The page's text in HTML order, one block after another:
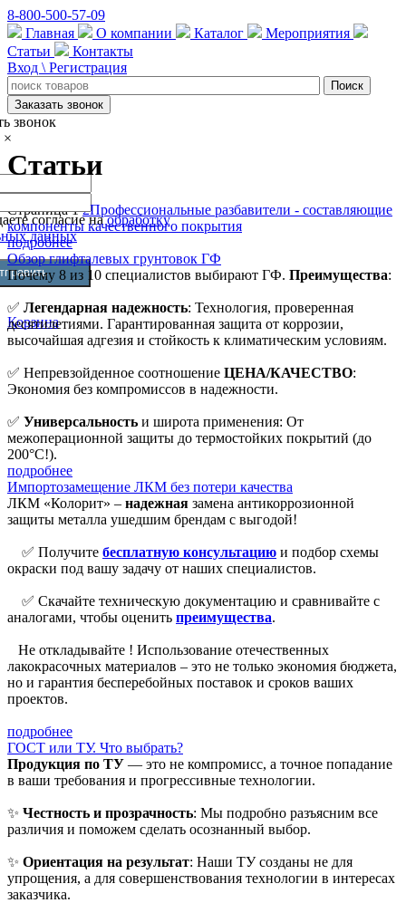
8-800-500-57-09
Главная
О компании Каталог
Мероприятия
Статьи
Контакты
Вход \ Регистрация
Заказать звонок
звонок
×
согласие наобработку
данных
Корзина
Статьи
Страница 1 2Профессиональные разбавители - составляющие
компоненты качественного покрытия
подробнее
Обзор глифталевых грунтовок ГФ
Почему 8 из 10 специалистов выбирают ГФ. Преимущества:
✅ Легендарная надежность: Технология, проверенная
десятилетиями. Гарантированная защита от коррозии,
высочайшая адгезия и стойкость к климатическим условиям.
✅ Непревзойденное соотношение ЦЕНА/КАЧЕСТВО:
Экономия без компромиссов в надежности.
✅ Универсальность и широта применения: От
межоперационной защиты до термостойких покрытий (до
200°С!).
подробнее
Импортозамещение ЛКМ без потери качества
ЛКМ «Колорит» – надежная замена антикоррозионной
защиты металла ушедшим брендам с выгодой!
✅ Получите бесплатную консультацию и подбор схемы
окраски под вашу задачу от наших специалистов.
✅ Скачайте техническую документацию и сравнивайте с
аналогами, чтобы оценить преимущества.
Не откладывайте ! Использование отечественных
лакокрасочных материалов – это не только экономия бюджета,
но и гарантия бесперебойных поставок и сроков ваших
проектов.
подробнее
ГОСТ или ТУ. Что выбрать?
Продукция по ТУ — это не компромисс, а точное попадание
в ваши требования и прогрессивные технологии.
✨ Честность и прозрачность: Мы подробно разъясним все
различия и поможем сделать осознанный выбор.
✨ Ориентация на результат: Наши ТУ созданы не для
упрощения, а для совершенствования технологии в интересах
заказчика.